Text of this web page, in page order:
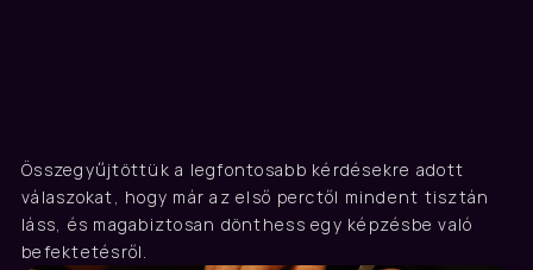
Gyakori kérdések
Összegyűjtöttük a legfontosabb kérdésekre adott
válaszokat, hogy már az első perctől mindent tisztán
láss, és magabiztosan dönthess egy képzésbe való
befektetésről.